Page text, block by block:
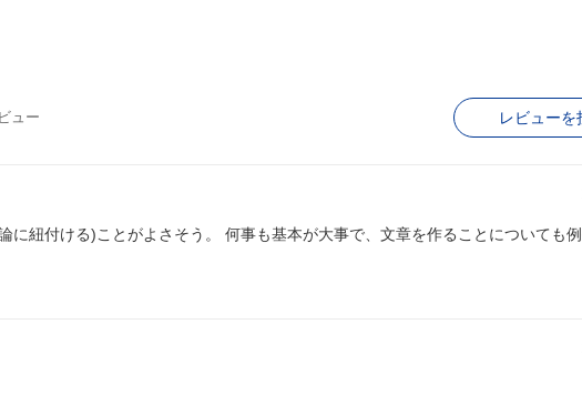
ュー レビューを
に紐付ける)ことがよさそう。 何事も基本が大事で、文章を作ることについても